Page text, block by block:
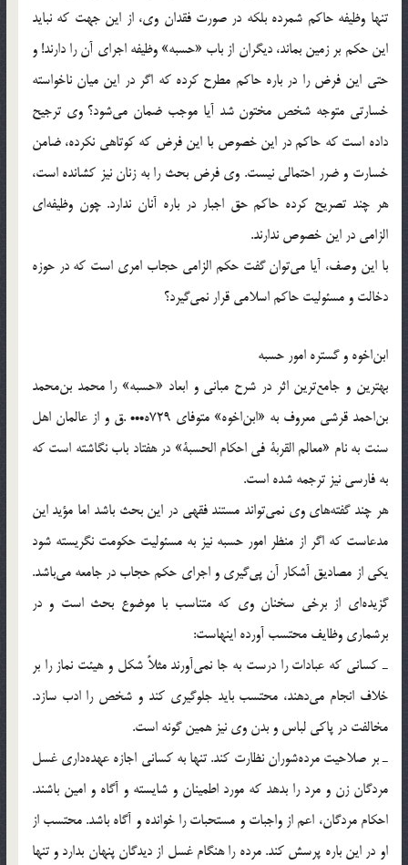
تنها وظيفه حاکم شمرده بلکه در صورت فقدان وی، از اين جهت که نبايد
اين حکم بر زمين بماند، ديگران از باب «حسبه» وظيفه اجرای آن را دارند! و
حتی اين فرض را در باره حاکم مطرح کرده که اگر در اين ميان ناخواسته
خسارتی متوجه شخص مختون شد آيا موجب ضمان می‌شود؟ وی ترجيح
داده است که حاکم در اين خصوص با اين فرض که کوتاهی نکرده، ضامن
خسارت و ضرر احتمالی نيست. وی فرض بحث را به زنان نيز کشانده است،
هر چند تصريح کرده حاکم حق اجبار در باره آنان ندارد. چون وظيفه‌ای
الزامی در اين خصوص ندارند.
با اين وصف، آيا می‌توان گفت حکم الزامی حجاب امری است که در حوزه
دخالت و مسئوليت حاکم اسلامی قرار نمی‌گيرد؟
ابن‌اخوه و گستره امور حسبه
بهترين و جامع‌ترين اثر در شرح مبانی و ابعاد «حسبه» را محمد بن‌محمد
بن‌احمد قرشی معروف به «ابن‌اخوه» متوفای 729ه••• .ق و از عالمان اهل
سنت به نام «معالم القربة فی احکام الحسبة» در هفتاد باب نگاشته است که
به فارسی نيز ترجمه شده است.
هر چند گفته‌های وی نمی‌تواند مستند فقهی در اين بحث باشد اما مؤيد اين
مدعاست که اگر از منظر امور حسبه نيز به مسئوليت حکومت نگريسته شود
يکی از مصاديق آشکار آن پی‌گيری و اجرای حکم حجاب در جامعه می‌باشد.
گزيده‌ای از برخی سخنان وی که متناسب با موضوع بحث است و در
برشماری وظايف محتسب آورده اينهاست:
ـ کسانی که عبادات را درست به جا نمی‌آورند مثلاً شکل و هيئت نماز را بر
خلاف انجام می‌دهند، محتسب بايد جلوگيری کند و شخص را ادب سازد.
مخالفت در پاکی لباس و بدن وی نيز همين گونه است.
ـ بر صلاحيت مرده‌شوران نظارت کند. تنها به کسانی اجازه عهده‌داری غسل
مردگان زن و مرد را بدهد که مورد اطمينان و شايسته و آگاه و امين باشند.
احکام مردگان، اعم از واجبات و مستحبات را خوانده و آگاه باشد. محتسب از
او در اين باره پرسش کند. مرده را هنگام غسل از ديدگان پنهان بدارد و تنها